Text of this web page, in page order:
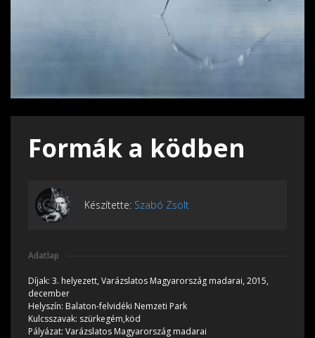
Formák a ködben
Készítette: Szabó Zsolt
Adatlap
Díjak: 3. helyezett, Varázslatos Magyarország madarai, 2015,
december
Helyszín: Balaton-felvidéki Nemzeti Park
Kulcsszavak: szürkegém,köd
Pályázat: Varázslatos Magyarország madarai